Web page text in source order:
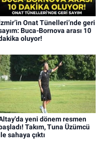
Onat Tünelleri’nde geri
Buca-Bornova arası 10
oluyor!
yeni dönem resmen
Takım, Tuna Üzümcü
sahaya çıktı